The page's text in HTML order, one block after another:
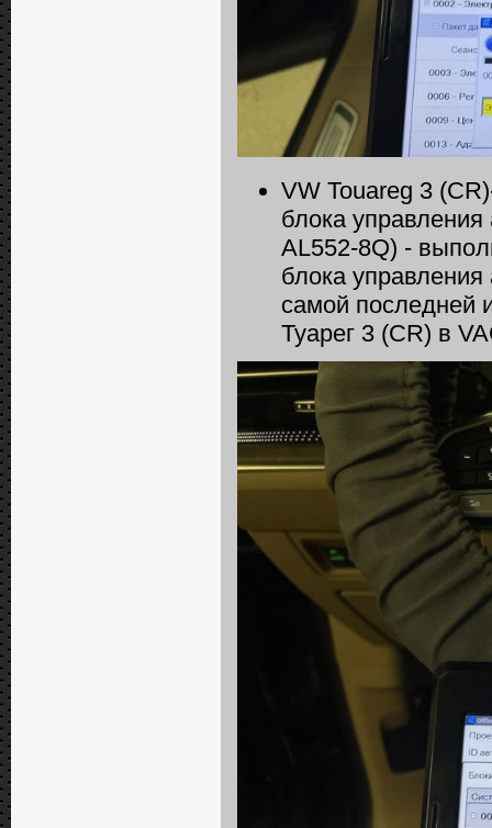
VW Touareg 3
блока
AL552-8Q) -
блока
самой последней
Туарег 3 (CR) в